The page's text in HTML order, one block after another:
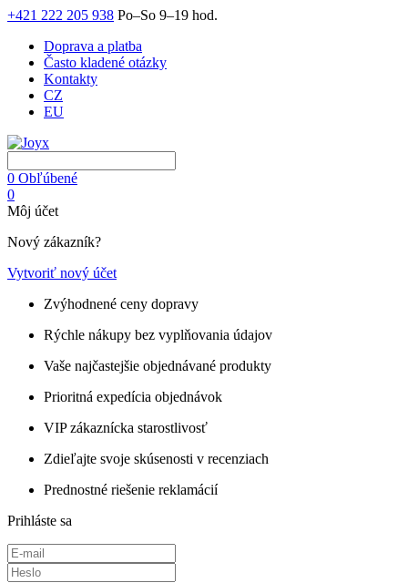
+421 222 205 938 Po–So 9–19 hod.
Doprava a platba
Často kladené otázky
Kontakty
CZ
EU
0 Obľúbené
0
Môj účet
Nový zákazník?
Vytvoriť nový účet
Zvýhodnené ceny dopravy
Rýchle nákupy bez vyplňovania údajov
Vaše najčastejšie objednávané produkty
Prioritná expedícia objednávok
VIP zákaznícka starostlivosť
Zdieľajte svoje skúsenosti v recenziach
Prednostné riešenie reklamácií
Prihláste sa